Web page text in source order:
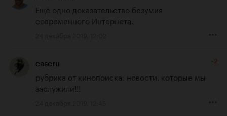
Ещё одно доказательство безумия
современного Интернета.
caseru -2
рубрика от кинопоиска: новости, которые мы
заслужили!!!